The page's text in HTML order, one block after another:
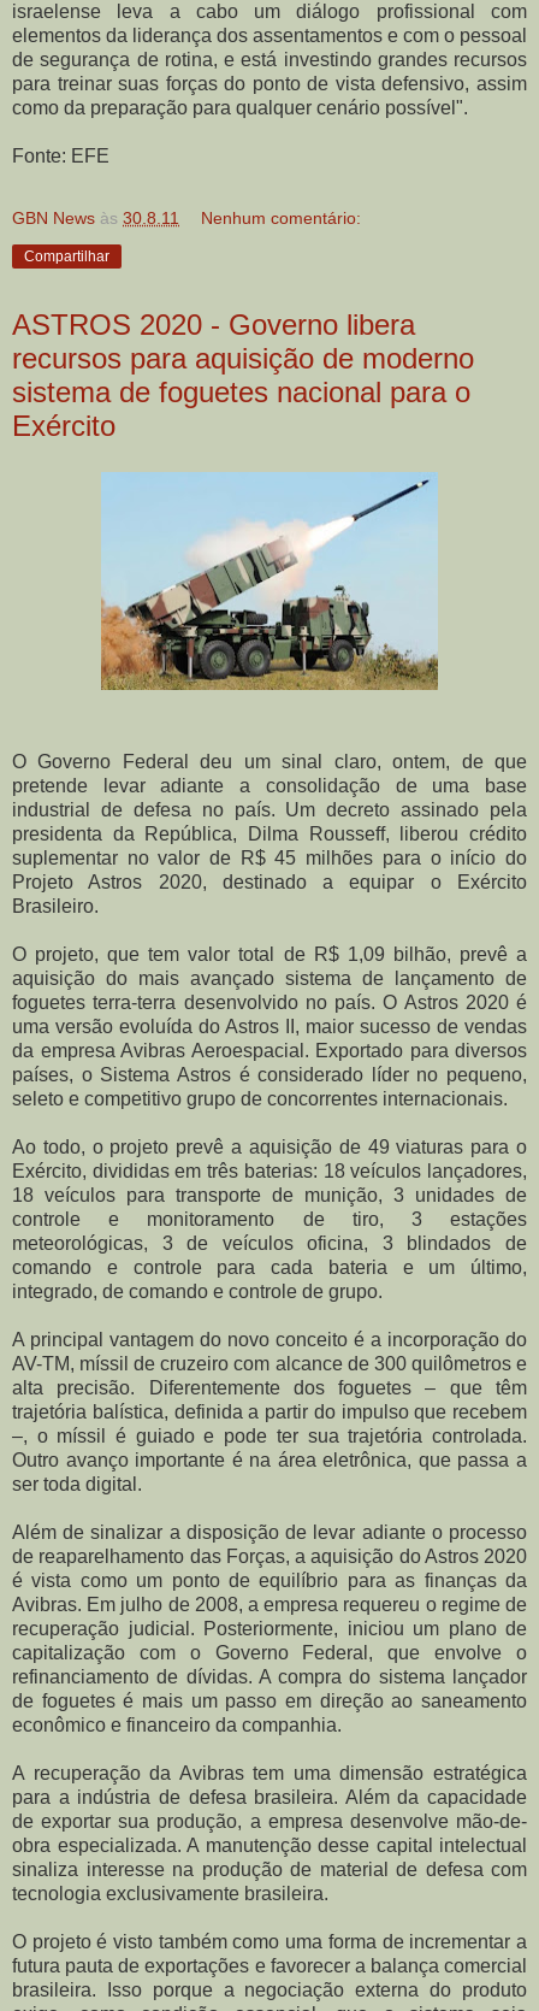
israelense leva a cabo um diálogo profissional com
elementos da liderança dos assentamentos e com o pessoal
de segurança de rotina, e está investindo grandes recursos
para treinar suas forças do ponto de vista defensivo, assim
como da preparação para qualquer cenário possível".
Fonte: EFE
GBN News às 30.8.11 Nenhum comentário:
Compartilhar
ASTROS 2020 - Governo libera
recursos para aquisição de moderno
sistema de foguetes nacional para o
Exército
O Governo Federal deu um sinal claro, ontem, de que
pretende levar adiante a consolidação de uma base
industrial de defesa no país. Um decreto assinado pela
presidenta da República, Dilma Rousseff, liberou crédito
suplementar no valor de R$ 45 milhões para o início do
Projeto Astros 2020, destinado a equipar o Exército
Brasileiro.
O projeto, que tem valor total de R$ 1,09 bilhão, prevê a
aquisição do mais avançado sistema de lançamento de
foguetes terra-terra desenvolvido no país. O Astros 2020 é
uma versão evoluída do Astros II, maior sucesso de vendas
da empresa Avibras Aeroespacial. Exportado para diversos
países, o Sistema Astros é considerado líder no pequeno,
seleto e competitivo grupo de concorrentes internacionais.
Ao todo, o projeto prevê a aquisição de 49 viaturas para o
Exército, divididas em três baterias: 18 veículos lançadores,
18 veículos para transporte de munição, 3 unidades de
controle e monitoramento de tiro, 3 estações
meteorológicas, 3 de veículos oficina, 3 blindados de
comando e controle para cada bateria e um último,
integrado, de comando e controle de grupo.
A principal vantagem do novo conceito é a incorporação do
AV-TM, míssil de cruzeiro com alcance de 300 quilômetros e
alta precisão. Diferentemente dos foguetes – que têm
trajetória balística, definida a partir do impulso que recebem
–, o míssil é guiado e pode ter sua trajetória controlada.
Outro avanço importante é na área eletrônica, que passa a
ser toda digital.
Além de sinalizar a disposição de levar adiante o processo
de reaparelhamento das Forças, a aquisição do Astros 2020
é vista como um ponto de equilíbrio para as finanças da
Avibras. Em julho de 2008, a empresa requereu o regime de
recuperação judicial. Posteriormente, iniciou um plano de
capitalização com o Governo Federal, que envolve o
refinanciamento de dívidas. A compra do sistema lançador
de foguetes é mais um passo em direção ao saneamento
econômico e financeiro da companhia.
A recuperação da Avibras tem uma dimensão estratégica
para a indústria de defesa brasileira. Além da capacidade
de exportar sua produção, a empresa desenvolve mão-de-
obra especializada. A manutenção desse capital intelectual
sinaliza interesse na produção de material de defesa com
tecnologia exclusivamente brasileira.
O projeto é visto também como uma forma de incrementar a
futura pauta de exportações e favorecer a balança comercial
brasileira. Isso porque a negociação externa do produto